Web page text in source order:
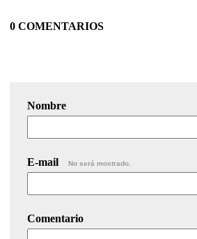
0 COMENTARIOS
Nombre
E-mail No será mostrado.
Comentario